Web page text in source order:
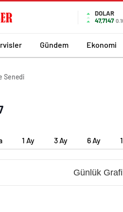
DOLAR
47,7147
Gündem Ekonomi
Senedi
1 Ay 3 Ay 6 Ay
Günlük